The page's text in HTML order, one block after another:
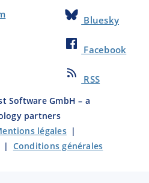
Bluesky
Facebook
RSS
Software GmbH – a
partners
légales|
| Conditions générales